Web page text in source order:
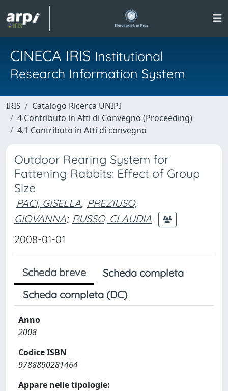
CINECA IRIS Institutional
Research Information System
IRIS
Catalogo Ricerca UNIPI
4 Contributo in Atti di Convegno (Proceeding)
4.1 Contributo in Atti di convegno
Outdoor Rearing System for
Fattening Rabbits: Effect of Group
Size
PACI, GISELLA; PREZIUSO,
GIOVANNA; RUSSO, CLAUDIA
2008-01-01
Scheda breve
Scheda completa
Scheda completa (DC)
Anno
2008
Codice ISBN
9788890281464
Appare nelle tipologie: